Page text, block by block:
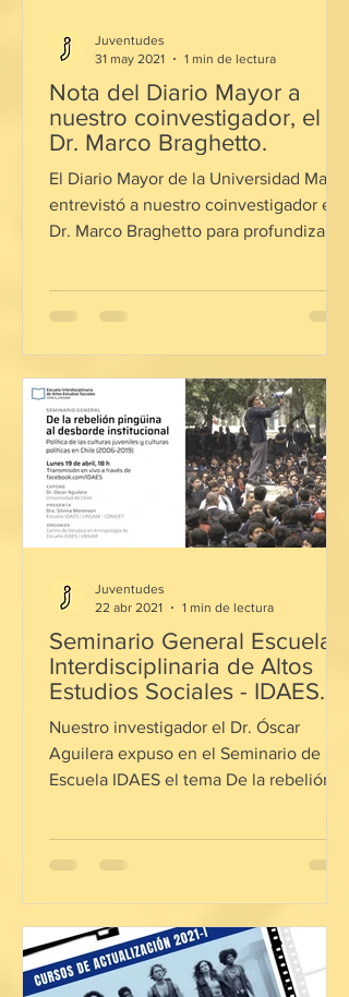
Nota del Diario Mayor a
nuestro coinvestigador, el
Dr. Marco Braghetto.
El Diario Mayor de la Universidad Mayor
entrevistó a nuestro coinvestigador el
Dr. Marco Braghetto para profundizar la
Juventudes
31 may 2021
1 min de lectura
Seminario General Escuela
Interdisciplinaria de Altos
Estudios Sociales - IDAES
UNSAM
Nuestro investigador el Dr. Óscar
Aguilera expuso en el Seminario de la
Escuela IDAES el tema De la rebelión
Juventudes
22 abr 2021
1 min de lectura